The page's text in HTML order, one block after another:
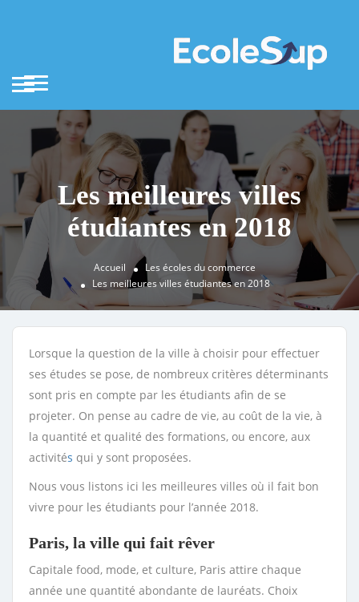
Les meilleures villes
étudiantes en 2018
Accueil
Les écoles du commerce
Les meilleures villes étudiantes en 2018
Lorsque la question de la ville à choisir pour effectuer
ses études se pose, de nombreux critères déterminants
sont pris en compte par les étudiants afin de se
projeter. On pense au cadre de vie, au coût de la vie, à
la quantité et qualité des formations, ou encore, aux
activités qui y sont proposées.
Nous vous listons ici les meilleures villes où il fait bon
vivre pour les étudiants pour l’année 2018.
Paris, la ville qui fait rêver
Capitale food, mode, et culture, Paris attire chaque
année une quantité abondante de lauréats. Choix